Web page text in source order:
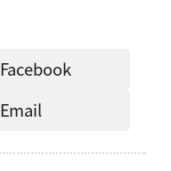
Facebook
Email